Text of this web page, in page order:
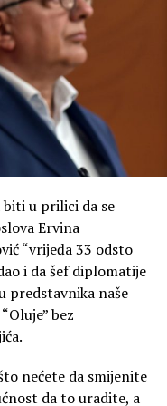
voditi politiku
Mandić.
umijeće da se ljudi
izađe.
na mržnju ne
Posebnu
mitropolita
doprinos očuvanju
koji su znali da se
je Mandić.
biti u prilici da se
Ervina
“vrijeđa 33 odsto
i da šef diplomatije
predstavnika naše
bez
nećete da smijenite
da to uradite, a